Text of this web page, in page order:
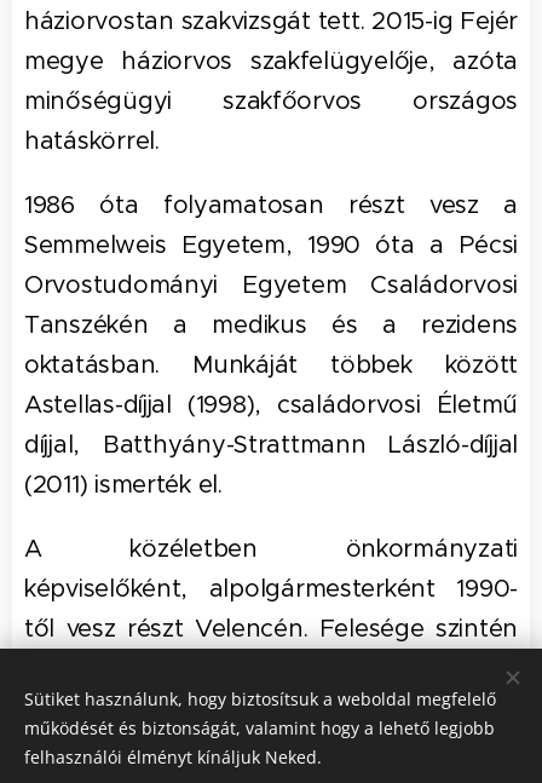
háziorvostan szakvizsgát tett. 2015-ig Fejér
megye háziorvos szakfelügyelője, azóta
minőségügyi szakfőorvos országos
hatáskörrel.
1986 óta folyamatosan részt vesz a
Semmelweis Egyetem, 1990 óta a Pécsi
Orvostudományi Egyetem Családorvosi
Tanszékén a medikus és a rezidens
oktatásban. Munkáját többek között
Astellas-díjjal (1998), családorvosi Életmű
díjjal, Batthyány-Strattmann László-díjjal
(2011) ismerték el.
A közéletben önkormányzati
képviselőként, alpolgármesterként 1990-
től vesz részt Velencén. Felesége szintén
Sütiket használunk, hogy biztosítsuk a weboldal megfelelő
működését és biztonságát, valamint hogy a lehető legjobb
felhasználói élményt kínáljuk Neked.